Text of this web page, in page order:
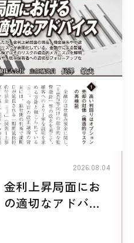
2026.08.04
金利上昇局面にお
適切なアドバイ